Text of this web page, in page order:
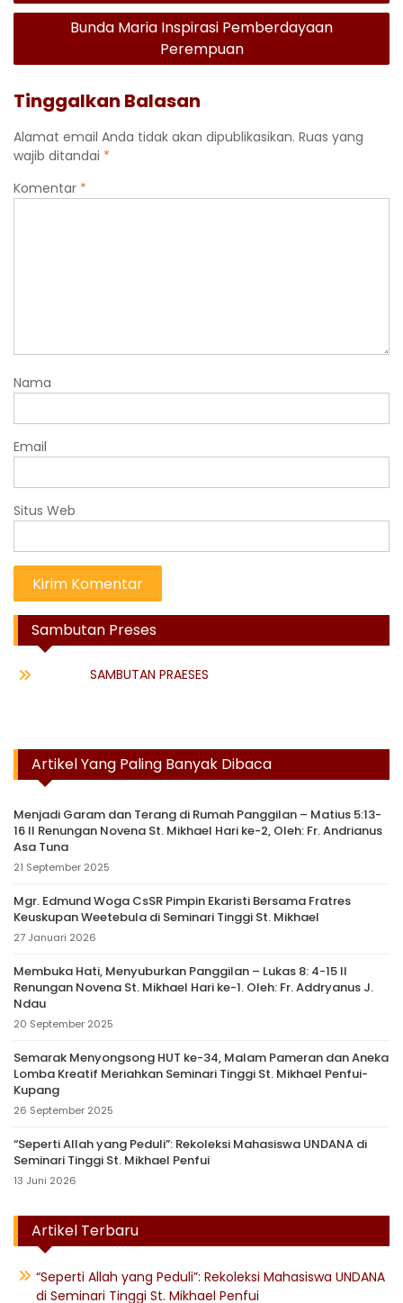
Bunda Maria Inspirasi Pemberdayaan
Perempuan
Tinggalkan Balasan
Alamat email Anda tidak akan dipublikasikan. Ruas yang
wajib ditandai *
Komentar *
Nama
Email
Situs Web
Sambutan Preses
SAMBUTAN PRAESES
Artikel Yang Paling Banyak Dibaca
Menjadi Garam dan Terang di Rumah Panggilan – Matius 5:13-
16 II Renungan Novena St. Mikhael Hari ke-2, Oleh: Fr. Andrianus
Asa Tuna
21 September 2025
Mgr. Edmund Woga CsSR Pimpin Ekaristi Bersama Fratres
Keuskupan Weetebula di Seminari Tinggi St. Mikhael
27 Januari 2026
Membuka Hati, Menyuburkan Panggilan – Lukas 8: 4-15 II
Renungan Novena St. Mikhael Hari ke-1. Oleh: Fr. Addryanus J.
Ndau
20 September 2025
Semarak Menyongsong HUT ke-34, Malam Pameran dan Aneka
Lomba Kreatif Meriahkan Seminari Tinggi St. Mikhael Penfui-
Kupang
26 September 2025
“Seperti Allah yang Peduli”: Rekoleksi Mahasiswa UNDANA di
Seminari Tinggi St. Mikhael Penfui
13 Juni 2026
Artikel Terbaru
“Seperti Allah yang Peduli”: Rekoleksi Mahasiswa UNDANA
di Seminari Tinggi St. Mikhael Penfui